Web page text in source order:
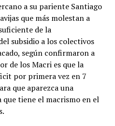
a su pariente Santiago
que más molestan a
de la
subsidio a los colectivos
según confirmaron a
de los Macri es que la
por primera vez en 7
que aparezca una
tiene el macrismo en el